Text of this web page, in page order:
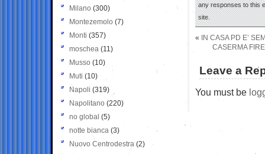
any responses to this
site.
«
IN CASA PD E’
CASERMA
Leave a
You must be
Milano (300)
Montezemolo (7)
Monti (357)
moschea (11)
Musso (10)
Muti (10)
Napoli (319)
Napolitano (220)
no global (5)
notte bianca (3)
Nuovo Centrodestra (2)